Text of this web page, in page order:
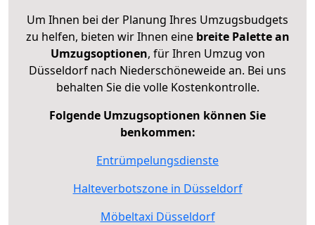
Um Ihnen bei der Planung Ihres Umzugsbudgets
zu helfen, bieten wir Ihnen eine breite Palette an
Umzugsoptionen, für Ihren Umzug von
Düsseldorf nach Niederschöneweide an. Bei uns
behalten Sie die volle Kostenkontrolle.
Folgende Umzugsoptionen können Sie
benkommen:
Entrümpelungsdienste
Halteverbotszone in Düsseldorf
Möbeltaxi Düsseldorf